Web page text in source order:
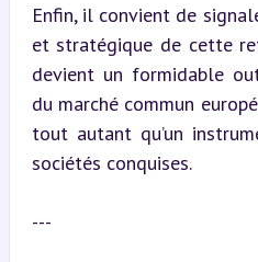
Enfin, il convient de
et stratégique de cette
devient un formidable
du marché commun
tout autant qu’un
sociétés conquises.
---